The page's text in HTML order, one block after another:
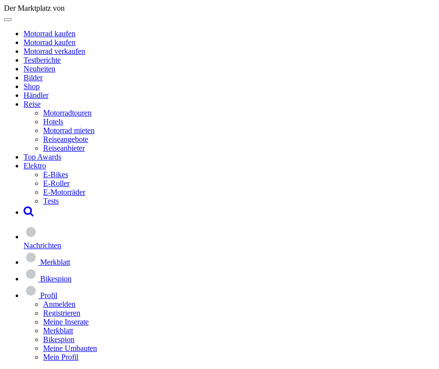
Der Marktplatz von
Motorrad kaufen
Motorrad kaufen
Motorrad verkaufen
Testberichte
Neuheiten
Bilder
Shop
Händler
Reise
Motorradtouren
Hotels
Motorrad mieten
Reiseangebote
Reiseanbieter
Top Awards
Elektro
E-Bikes
E-Roller
E-Motorräder
Tests
Nachrichten
Merkblatt
Bikespion
Profil
Anmelden
Registrieren
Meine Inserate
Merkblatt
Bikespion
Meine Umbauten
Mein Profil